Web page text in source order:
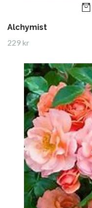
Alchymist
229 kr